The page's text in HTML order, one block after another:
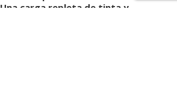
Una carga repleta de tinta y